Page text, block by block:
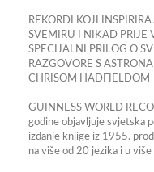
REKORDI KOJI
SVEMIRU I NIKAD PRIJE
SPECIJALNI PRILOG O
RAZGOVORE S
CHRISOM HADFIELDOM
GUINNESS WORLD
godine objavljuje svjetska
izdanje knjige iz 1955.
na više od 20 jezika i u